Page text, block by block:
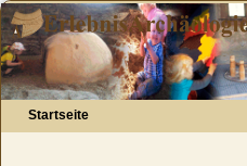
Startseite